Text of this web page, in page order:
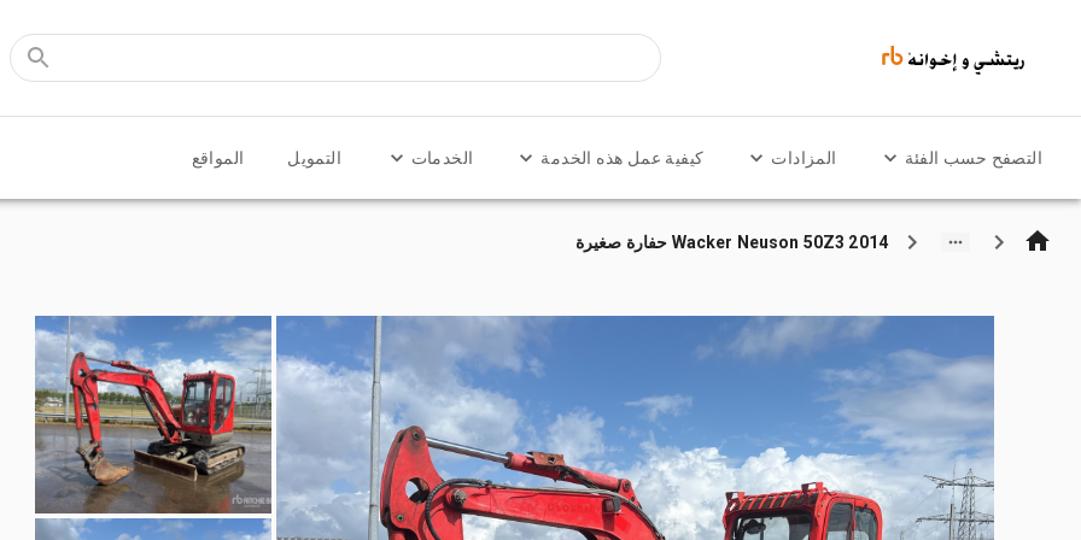
التصفح حسب الفئة المزادات كيفية عمل هذه الخدمة الخدمات التمويل المواقع
2014 Wacker Neuson 50Z3 حفارة صغيرة